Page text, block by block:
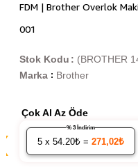
FDM | Brother Overlok
001
(BROTHER
Stok Kodu
Marka : Brother
Çok Al Az Öde
5x 54.20₺ = 271,02₺
% 3 İndirim